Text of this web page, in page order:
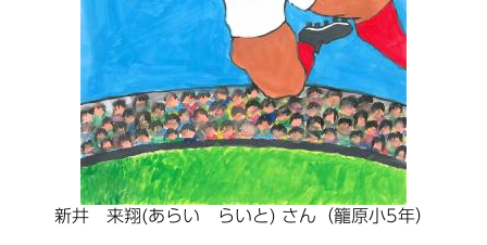
新井 来翔(あらい らいと) さん（籠原小5年）